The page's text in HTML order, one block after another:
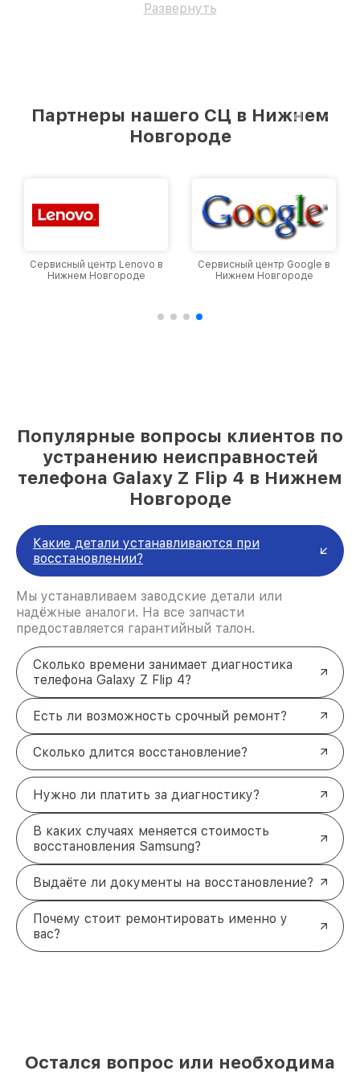
Развернуть
Партнеры нашего СЦ в Нижнем
Новгороде
Сервисный центр Lenovo в
Нижнем Новгороде
Сервисный центр Google в
Нижнем Новгороде
Популярные вопросы клиентов по
устранению неисправностей
телефона Galaxy Z Flip 4 в Нижнем
Новгороде
Какие детали устанавливаются при
восстановлении?
Мы устанавливаем заводские детали или
надёжные аналоги. На все запчасти
предоставляется гарантийный талон.
Сколько времени занимает диагностика
телефона Galaxy Z Flip 4?
Есть ли возможность срочный ремонт?
Сколько длится восстановление?
Нужно ли платить за диагностику?
В каких случаях меняется стоимость
восстановления Samsung?
Выдаёте ли документы на восстановление?
Почему стоит ремонтировать именно у
вас?
Остался вопрос или необходима